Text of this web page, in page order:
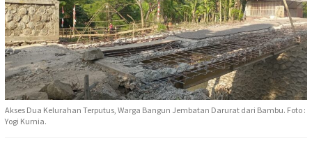
Akses Dua Kelurahan Terputus, Warga Bangun Jembatan Darurat dari Bambu. Foto :
Yogi Kurnia.